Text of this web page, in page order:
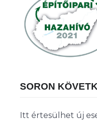
SORON
Itt értesülhet új